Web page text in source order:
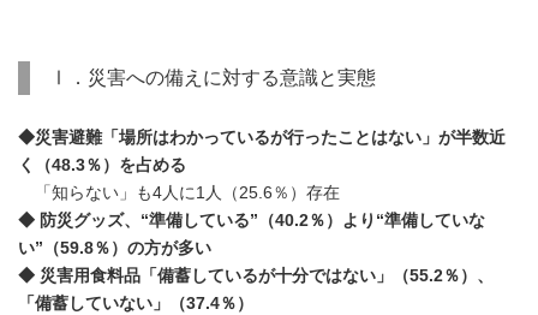
Ⅰ．災害への備えに対する意識と実態
◆災害避難「場所はわかっているが行ったことはない」が半数近
く（48.3％）を占める
「知らない」も4人に1人（25.6％）存在
◆ 防災グッズ、“準備している”（40.2％）より“準備していな
い”（59.8％）の方が多い
◆ 災害用食料品「備蓄しているが十分ではない」（55.2％）、
「備蓄していない」（37.4％）